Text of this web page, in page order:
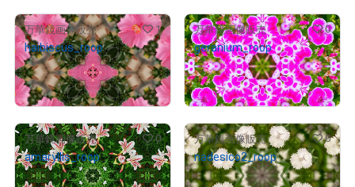
# 3/5
万華鏡画像販売 1
haibiscus_roop
¥500
売出し（初回販売）
万華鏡画像販売 0
geranium_roop
¥500
売出し（初回販売）
万華鏡画像販売 0
amaryllis_roop
¥500
万華鏡画像販売 0
nadesico2_roop
¥500